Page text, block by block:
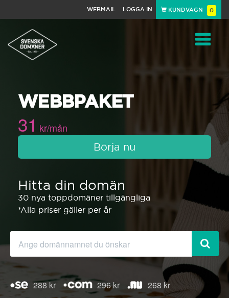
WEBMAIL LOGGA IN KUNDVAGN 0
Toggle
WEBBPAKET
31 kr/mån
Börja nu
Hitta din domän
30 nya toppdomäner tillgängliga
*Alla priser gäller per år
288 kr 296 kr 268 kr